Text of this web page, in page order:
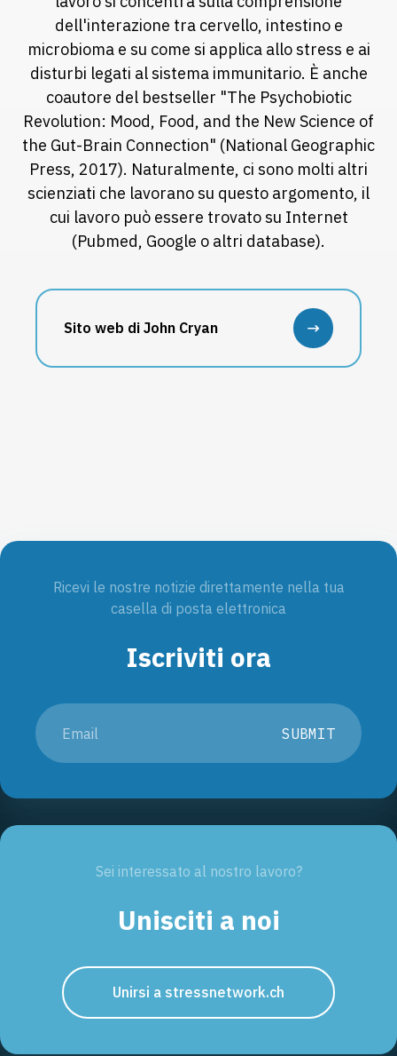
dell'interazione tra cervello, intestino e
microbioma e su come si applica allo stress e ai
disturbi legati al sistema immunitario. È anche
coautore del bestseller "The Psychobiotic
Revolution: Mood, Food, and the New Science of
the Gut-Brain Connection" (National Geographic
Press, 2017). Naturalmente, ci sono molti altri
scienziati che lavorano su questo argomento, il
cui lavoro può essere trovato su Internet
(Pubmed, Google o altri database).
Sito web di John Cryan
Ricevi le nostre notizie direttamente nella tua
casella di posta elettronica
Iscriviti ora
SUBMIT
Sei interessato al nostro lavoro?
Unisciti a noi
Unirsi a stressnetwork.ch